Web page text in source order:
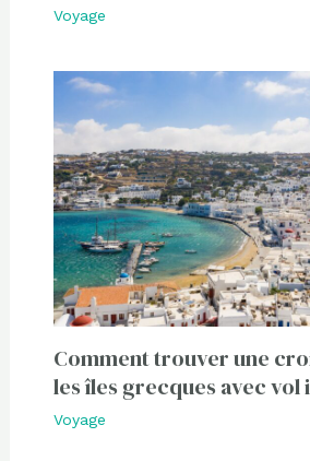
Voyage
Comment trouver une
les îles grecques avec vol
Voyage